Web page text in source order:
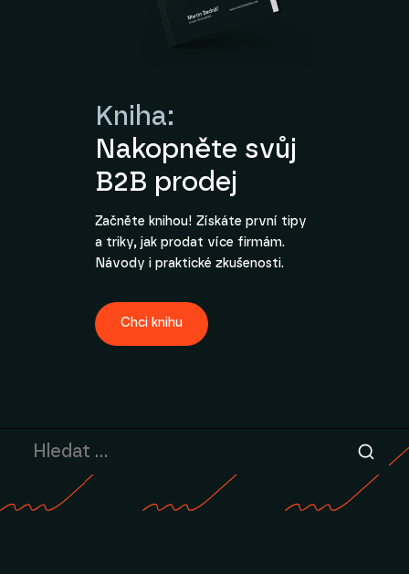
Kniha:
Nakopněte svůj
B2B prodej
Začněte knihou! Získáte první tipy
a triky, jak prodat více firmám.
Návody i praktické zkušenosti.
Chci knihu